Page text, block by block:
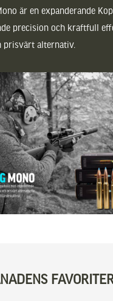
är en expanderande
precision och kraftfull
prisvärt alternativ.